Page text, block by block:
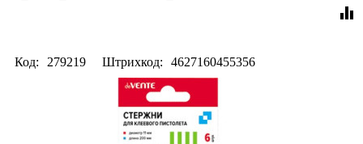
equalizer
Код: 279219 Штрихкод: 4627160455356